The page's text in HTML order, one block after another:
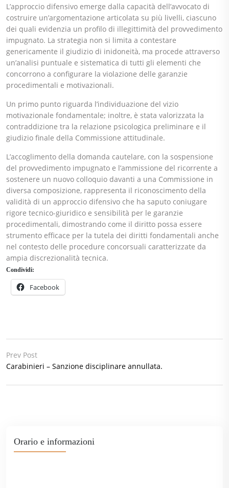
L’approccio difensivo emerge dalla capacità dell’avvocato di
costruire un’argomentazione articolata su più livelli, ciascuno
dei quali evidenzia un profilo di illegittimità del provvedimento
impugnato. La strategia non si limita a contestare
genericamente il giudizio di inidoneità, ma procede attraverso
un’analisi puntuale e sistematica di tutti gli elementi che
concorrono a configurare la violazione delle garanzie
procedimentali e motivazionali.
Un primo punto riguarda l’individuazione del vizio
motivazionale fondamentale; inoltre, è stata valorizzata la
contraddizione tra la relazione psicologica preliminare e il
giudizio finale della Commissione attitudinale.
L’accoglimento della domanda cautelare, con la sospensione
del provvedimento impugnato e l’ammissione del ricorrente a
sostenere un nuovo colloquio davanti a una Commissione in
diversa composizione, rappresenta il riconoscimento della
validità di un approccio difensivo che ha saputo coniugare
rigore tecnico-giuridico e sensibilità per le garanzie
procedimentali, dimostrando come il diritto possa essere
strumento efficace per la tutela dei diritti fondamentali anche
nel contesto delle procedure concorsuali caratterizzate da
ampia discrezionalità tecnica.
Condividi:
Facebook
Prev Post
Carabinieri – Sanzione disciplinare annullata.
Orario e informazioni